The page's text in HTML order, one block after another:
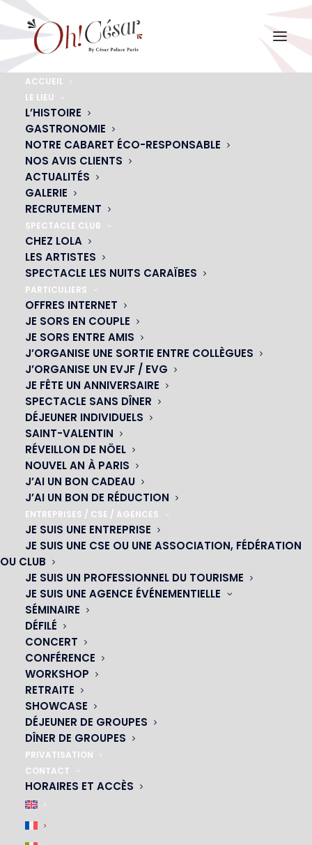
ACCUEIL
LE LIEU
L’HISTOIRE
GASTRONOMIE
NOTRE CABARET ÉCO-RESPONSABLE
NOS AVIS CLIENTS
ACTUALITÉS
GALERIE
RECRUTEMENT
SPECTACLE CLUB
CHEZ LOLA
LES ARTISTES
SPECTACLE LES NUITS CARAÏBES
PARTICULIERS
OFFRES INTERNET
JE SORS EN COUPLE
JE SORS ENTRE AMIS
J’ORGANISE UNE SORTIE ENTRE COLLÈGUES
J’ORGANISE UN EVJF / EVG
JE FÊTE UN ANNIVERSAIRE
SPECTACLE SANS DÎNER
DÉJEUNER INDIVIDUELS
SAINT-VALENTIN
RÉVEILLON DE NÖEL
NOUVEL AN À PARIS
J’AI UN BON CADEAU
J’AI UN BON DE RÉDUCTION
ENTREPRISES / CSE / AGENCES
JE SUIS UNE ENTREPRISE
JE SUIS UNE CSE OU UNE ASSOCIATION, FÉDÉRATION
OU CLUB
JE SUIS UN PROFESSIONNEL DU TOURISME
JE SUIS UNE AGENCE ÉVÉNEMENTIELLE
SÉMINAIRE
DÉFILÉ
CONCERT
CONFÉRENCE
WORKSHOP
RETRAITE
SHOWCASE
DÉJEUNER DE GROUPES
DÎNER DE GROUPES
PRIVATISATION
CONTACT
HORAIRES ET ACCÈS
VISUELLES
TIAGO EUSEBIO